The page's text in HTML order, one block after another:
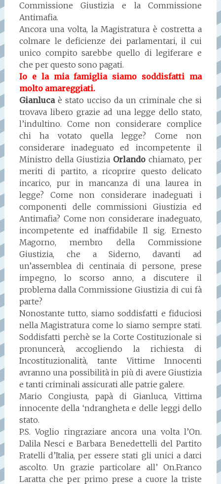
Commissione Giustizia e la Commissione
Antimafia.
Ancora una volta, la Magistratura è costretta a
colmare le deficienze dei parlamentari, il cui
unico compito sarebbe quello di legiferare e
che per questo sono pagati.
Io e la mia famiglia siamo soddisfatti ma
molto amareggiati.
Gianlucaè stato ucciso da un criminale che si
trovava libero grazie ad una legge dello stato,
l’indultino. Come non considerare complice
chi ha votato quella legge? Come non
considerare inadeguato ed incompetente il
Ministro della Giustizia Orlando chiamato, per
meriti di partito, a ricoprire questo delicato
incarico, pur in mancanza di una laurea in
legge? Come non considerare inadeguati i
componenti delle commissioni Giustizia ed
Antimafia? Come non considerare inadeguato,
incompetente ed inaffidabile Il sig. Ernesto
Magorno, membro della Commissione
Giustizia, che a Siderno, davanti ad
un’assemblea di centinaia di persone, prese
impegno, lo scorso anno, a discutere il
problema dalla Commissione Giustizia di cui fà
parte?
Nonostante tutto, siamo soddisfatti e fiduciosi
nella Magistratura come lo siamo sempre stati.
Soddisfatti perchè se la Corte Costituzionale si
pronuncerà, accogliendo la richiesta di
Incostituzionalità, tante Vittime Innocenti
avranno una possibilità in più di avere Giustizia
e tanti criminali assicurati alle patrie galere.
Mario Congiusta, papà di Gianluca, Vittima
innocente della ‘ndrangheta e delle leggi dello
stato.
P.S. Voglio ringraziare ancora una volta l’On.
Dalila Nesci e Barbara Benedettelli del Partito
Fratelli d’Italia, per essere stati gli unici a darci
ascolto. Un grazie particolare all’ On.Franco
Laratta che per primo prese a cuore la triste